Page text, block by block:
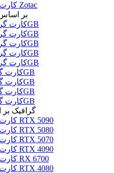
کارت گرافیک Zotac
بر
کارت گرافیک 48GB
کارت گرافیک 32GB
کارت گرافیک 24GB
کارت گرافیک 16GB
کارت گرافیک 12GB
کارت گرافیک 8GB
کارت گرافیک 6GB
کارت گرافیک 4GB
کارت گرافیک 2GB
گرافیک
کارت گرافیک RTX 5090
کارت گرافیک RTX 5080
کارت گرافیک RTX 5070
کارت گرافیک RTX 4090
کارت گرافیک RX 6700
کارت گرافیک RTX 4080